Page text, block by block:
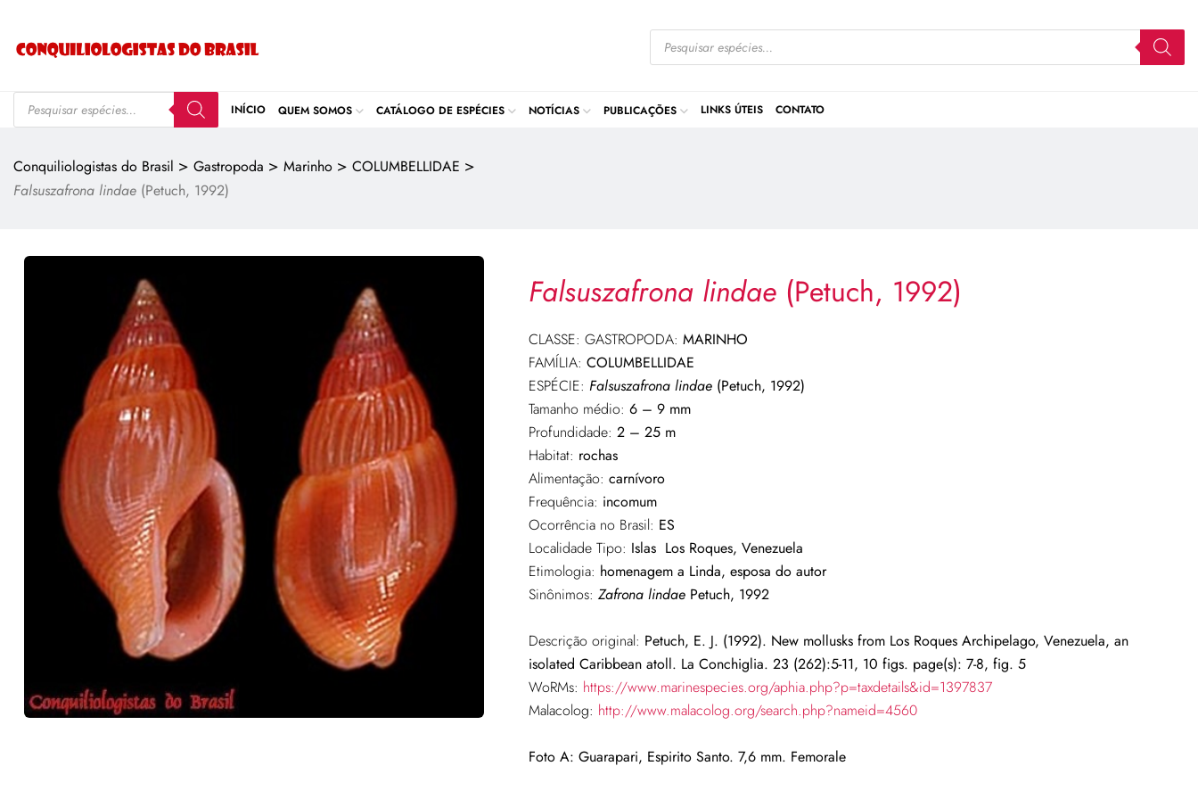
INÍCIO QUEM SOMOS CATÁLOGO DE ESPÉCIES NOTÍCIAS PUBLICAÇÕES LINKS ÚTEIS CONTATO
Conquiliologistas do Brasil > Gastropoda > Marinho > COLUMBELLIDAE >
Falsuszafrona lindae (Petuch, 1992)
Falsuszafrona lindae(Petuch, 1992)
CLASSE: GASTROPODA: MARINHO
FAMÍLIA: COLUMBELLIDAE
ESPÉCIE: Falsuszafrona lindae(Petuch, 1992)
Tamanho médio: 6 – 9 mm
Profundidade: 2 – 25 m
Habitat: rochas
Alimentação: carnívoro
Frequência: incomum
Ocorrência no Brasil: ES
Localidade Tipo: Islas Los Roques, Venezuela
Etimologia: homenagem a Linda, esposa do autor
Sinônimos: Zafrona lindaePetuch, 1992
Descrição original: Petuch, E. J. (1992). New mollusks from Los Roques Archipelago, Venezuela, an
isolated Caribbean atoll. La Conchiglia. 23 (262):5-11, 10 figs. page(s): 7-8, fig. 5
WoRMs: https://www.marinespecies.org/aphia.php?p=taxdetails&id=1397837
Malacolog: http://www.malacolog.org/search.php?nameid=4560
Foto A: Guarapari, Espirito Santo. 7,6 mm. Femorale